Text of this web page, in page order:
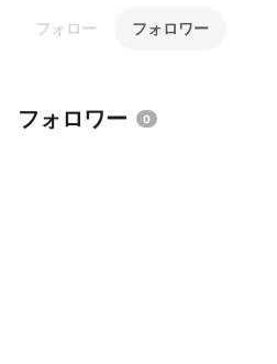
フォロー フォロワー
フォロワー 0